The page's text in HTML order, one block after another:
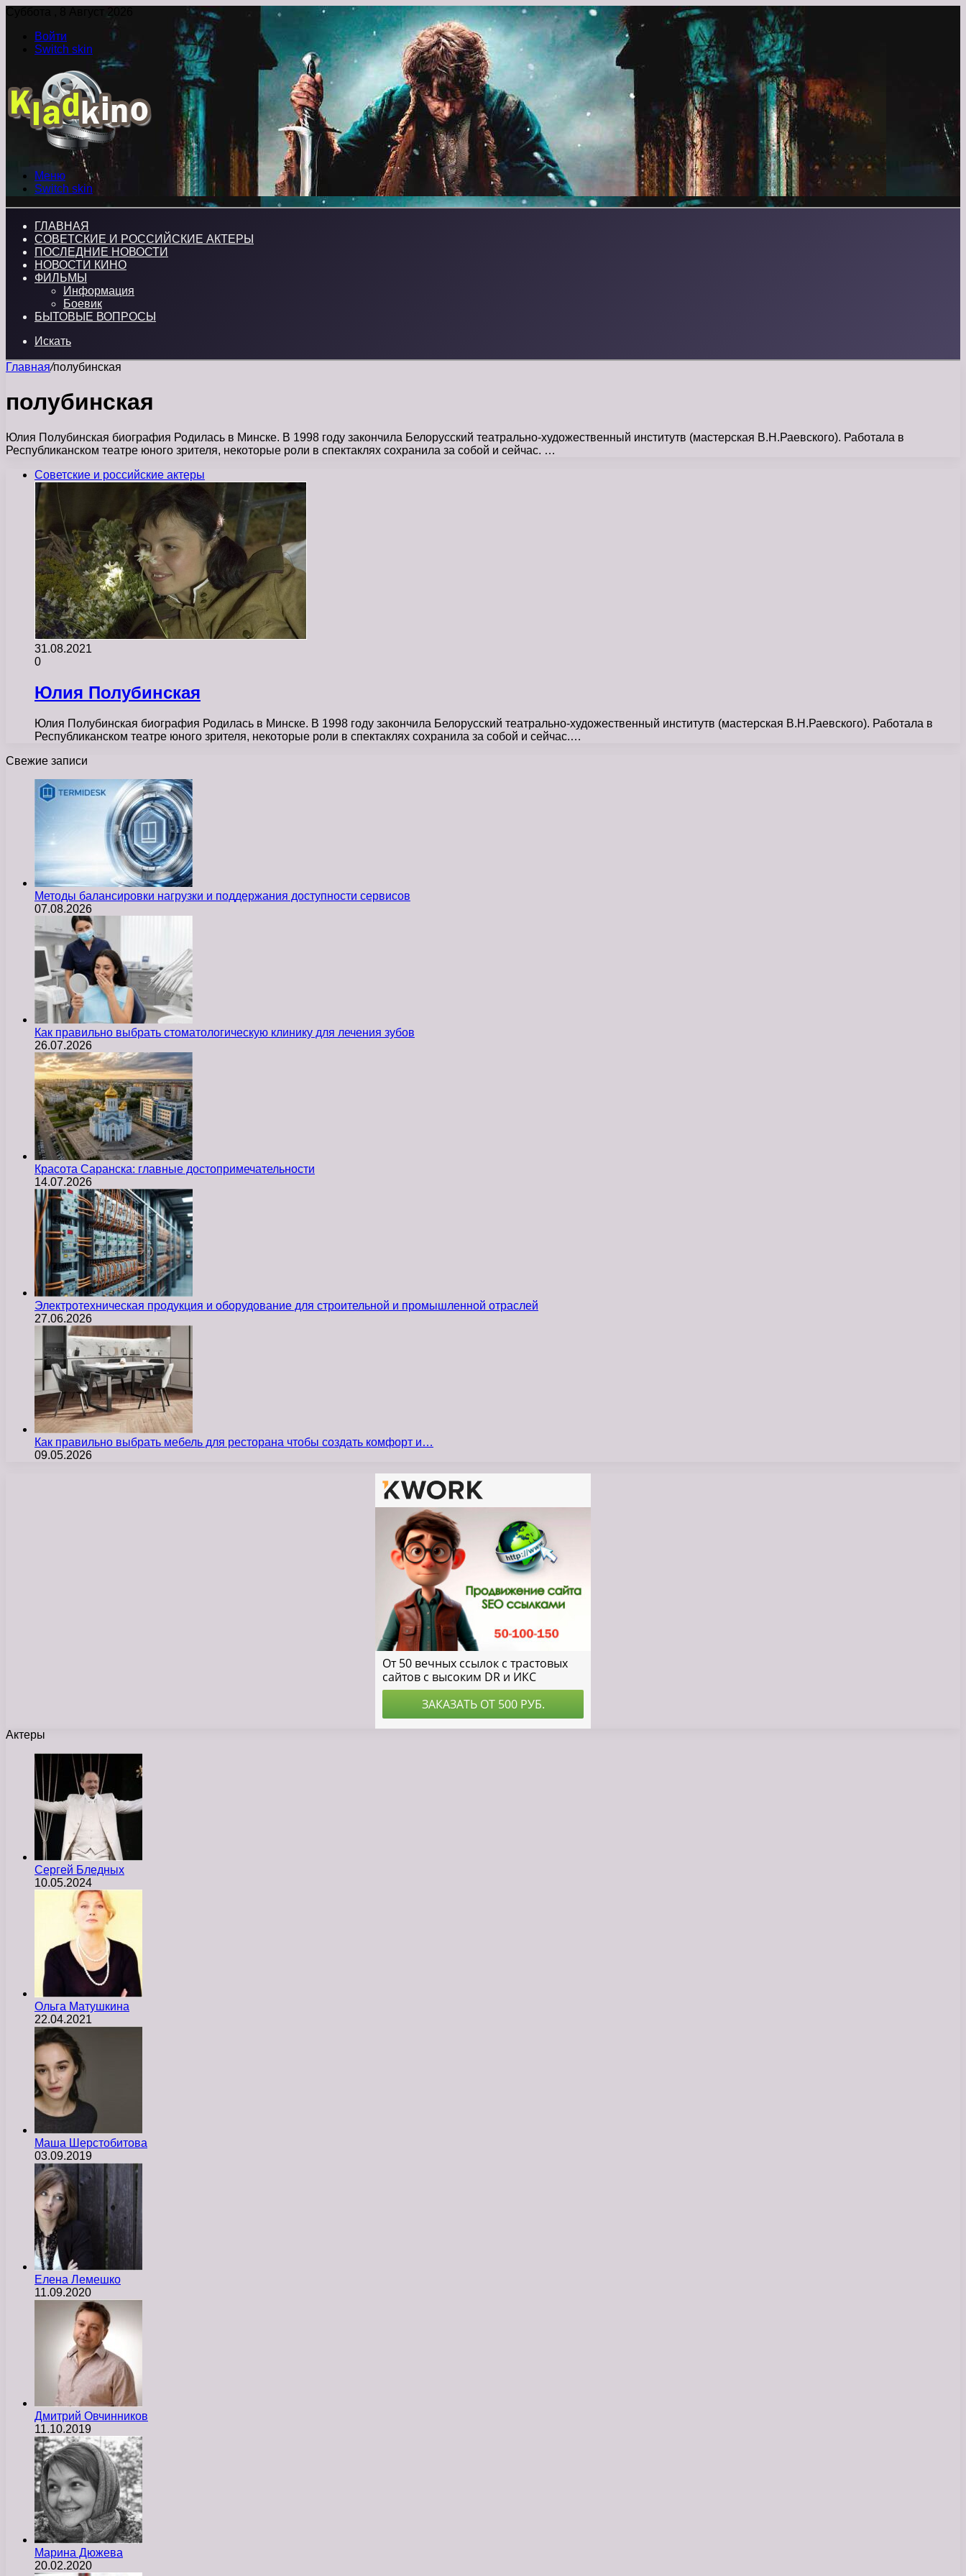
Суббота , 8 Август 2026
Войти
Switch skin
Меню
Switch skin
ГЛАВНАЯ
СОВЕТСКИЕ И РОССИЙСКИЕ АКТЕРЫ
ПОСЛЕДНИЕ НОВОСТИ
НОВОСТИ КИНО
ФИЛЬМЫ
Информация
Боевик
БЫТОВЫЕ ВОПРОСЫ
Искать
Главная/полубинская
полубинская
Юлия Полубинская биография Родилась в Минске. В 1998 году закончила Белорусский театрально-художественный институтв (мастерская В.Н.Раевского). Работала в
Республиканском театре юного зрителя, некоторые роли в спектаклях сохранила за собой и сейчас. …
Советские и российские актеры
31.08.2021
0
Юлия Полубинская
Юлия Полубинская биография Родилась в Минске. В 1998 году закончила Белорусский театрально-художественный институтв (мастерская В.Н.Раевского). Работала в
Республиканском театре юного зрителя, некоторые роли в спектаклях сохранила за собой и сейчас.…
Свежие записи
Методы балансировки нагрузки и поддержания доступности сервисов
07.08.2026
Как правильно выбрать стоматологическую клинику для лечения зубов
26.07.2026
Красота Саранска: главные достопримечательности
14.07.2026
Электротехническая продукция и оборудование для строительной и промышленной отраслей
27.06.2026
Как правильно выбрать мебель для ресторана чтобы создать комфорт и…
09.05.2026
Актеры
Сергей Бледных
10.05.2024
Ольга Матушкина
22.04.2021
Маша Шерстобитова
03.09.2019
Елена Лемешко
11.09.2020
Дмитрий Овчинников
11.10.2019
Марина Дюжева
20.02.2020